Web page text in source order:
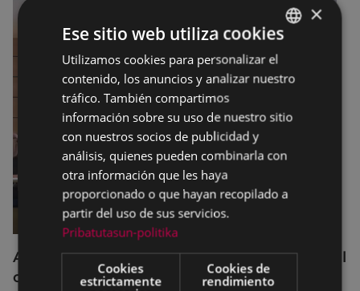
Acuerdos adoptados por el Pleno Municipal
celebrado el 27 de julio de 2026
BASQUE
SPANISH
×
Ese sitio web utiliza cookies
Utilizamos cookies para personalizar el
contenido, los anuncios y analizar nuestro
tráfico. También compartimos
información sobre su uso de nuestro sitio
con nuestros socios de publicidad y
análisis, quienes pueden combinarla con
otra información que les haya
proporcionado o que hayan recopilado a
partir del uso de sus servicios.
Pribatutasun-politika
Cookies
estrictamente
Cookies de
rendimiento